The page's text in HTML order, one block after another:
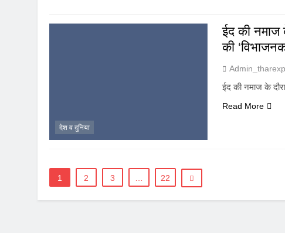
देश व दुनिया
ईद की नमाज
की
ईद की नमाज के
Read More
1 2 3 … 22